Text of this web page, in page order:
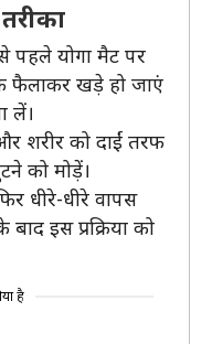
पहले योगा मैट पर
फैलाकर खड़े हो जाएं
लें।
शरीर को दाईं तरफ
को मोड़ें।
धीरे-धीरे वापस
इस प्रक्रिया को
है